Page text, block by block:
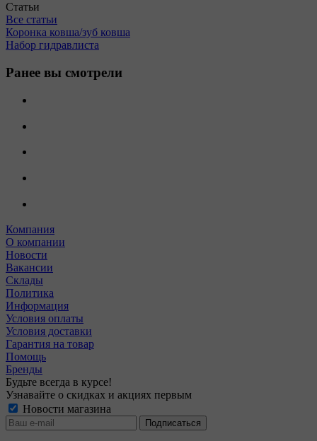
Статьи
Все статьи
Коронка ковша/зуб ковша
Набор гидравлиста
Ранее вы смотрели
Компания
О компании
Новости
Вакансии
Склады
Политика
Информация
Условия оплаты
Условия доставки
Гарантия на товар
Помощь
Бренды
Будьте всегда в курсе!
Узнавайте о скидках и акциях первым
Новости магазина